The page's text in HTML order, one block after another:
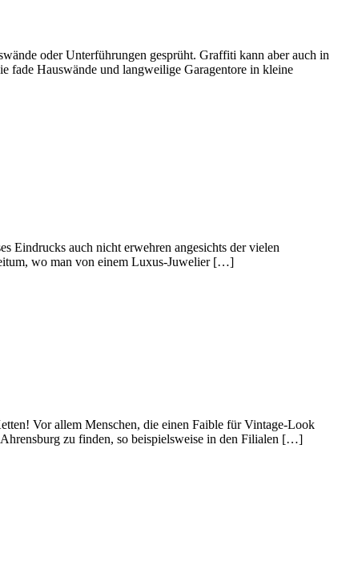
oder Unterführungen gesprüht. Graffiti kann aber auch in
fade Hauswände und langweilige Garagentore in kleine
Eindrucks auch nicht erwehren angesichts der vielen
wo man von einem Luxus-Juwelier […]
Vor allem Menschen, die einen Faible für Vintage-Look
zu finden, so beispielsweise in den Filialen […]